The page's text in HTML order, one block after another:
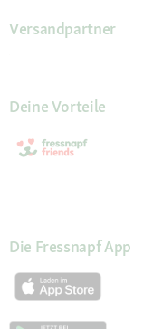
Versandpartner
Deine Vorteile
Die Fressnapf App